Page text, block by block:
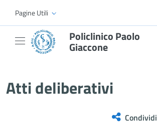
Skip to Main Content
Pagine Utili
Policlinico Paolo
Giaccone
Atti deliberativi
Condividi